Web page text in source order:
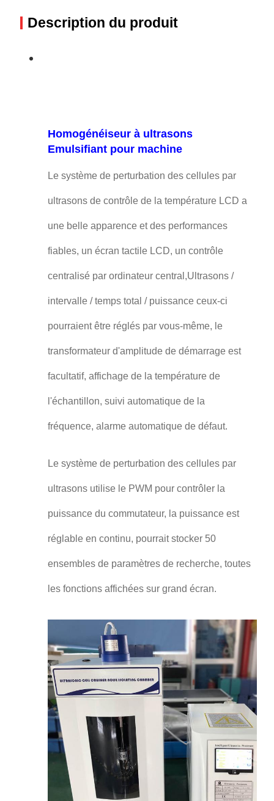
Description du produit
Homogénéiseur à ultrasons
Emulsifiant pour machine
Le système de perturbation des cellules par
ultrasons de contrôle de la température LCD a
une belle apparence et des performances
fiables, un écran tactile LCD, un contrôle
centralisé par ordinateur central,Ultrasons /
intervalle / temps total / puissance ceux-ci
pourraient être réglés par vous-même, le
transformateur d'amplitude de démarrage est
facultatif, affichage de la température de
l'échantillon, suivi automatique de la
fréquence, alarme automatique de défaut.
Le système de perturbation des cellules par
ultrasons utilise le PWM pour contrôler la
puissance du commutateur, la puissance est
réglable en continu, pourrait stocker 50
ensembles de paramètres de recherche, toutes
les fonctions affichées sur grand écran.